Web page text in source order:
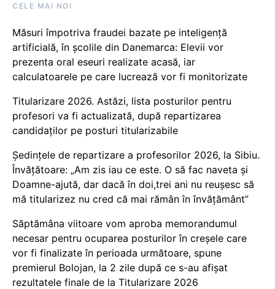
CELE MAI NOI
Măsuri împotriva fraudei bazate pe inteligență
artificială, în școlile din Danemarca: Elevii vor
prezenta oral eseuri realizate acasă, iar
calculatoarele pe care lucrează vor fi monitorizate
Titularizare 2026. Astăzi, lista posturilor pentru
profesori va fi actualizată, după repartizarea
candidaților pe posturi titularizabile
Ședințele de repartizare a profesorilor 2026, la Sibiu.
Învățătoare: „Am zis iau ce este. O să fac naveta și
Doamne-ajută, dar dacă în doi,trei ani nu reușesc să
mă titularizez nu cred că mai rămân în învățământ”
Săptămâna viitoare vom aproba memorandumul
necesar pentru ocuparea posturilor în creșele care
vor fi finalizate în perioada următoare, spune
premierul Bolojan, la 2 zile după ce s-au afișat
rezultatele finale de la Titularizare 2026